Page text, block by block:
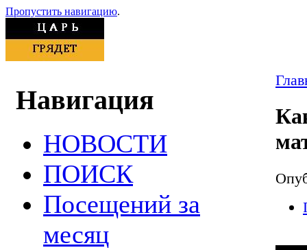
Пропустить навигацию.
Навигация
НОВОСТИ
ПОИСК
Посещений за
месяц